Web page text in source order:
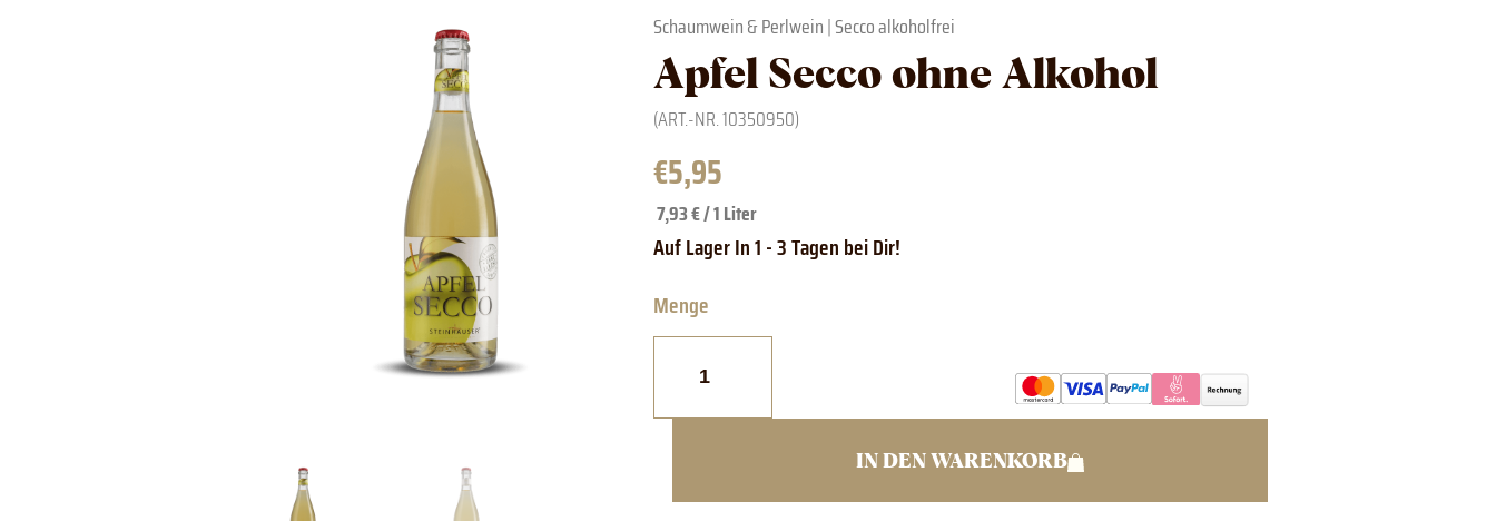
Schaumwein & Perlwein|Secco alkoholfrei
Apfel Secco ohne Alkohol
(ART.-NR.10350950)
€5,95
7,93 € / 1 Liter
Secco
ohne
IN DEN WARENKORB